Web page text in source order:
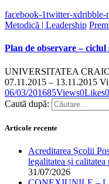
facebook-1twitter-xdribble-
Metodică | Leadership
Plan de observare – ciclul
UNIVERSITATEA
07.11.2015 – 13.11.2015
06/03/201685Views0Likes0
Caută după:
Articole recente
Acreditarea Școlii
legalitatea și
31/07/2026